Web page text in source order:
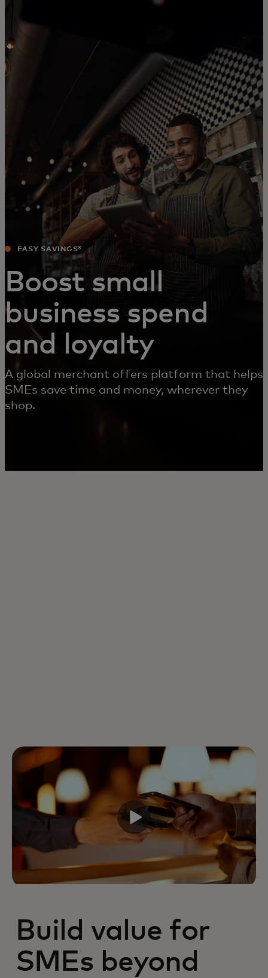
Per il business
Per gli innovatori
Newsroom
EASY SAVINGS®
Boost small
business spend
and loyalty
A global merchant offers platform that helps
SMEs save time and money, wherever they
shop.
Build value for
SMEs beyond